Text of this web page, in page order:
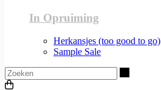
In Opruiming
Herkansjes (too good to go)
Sample Sale